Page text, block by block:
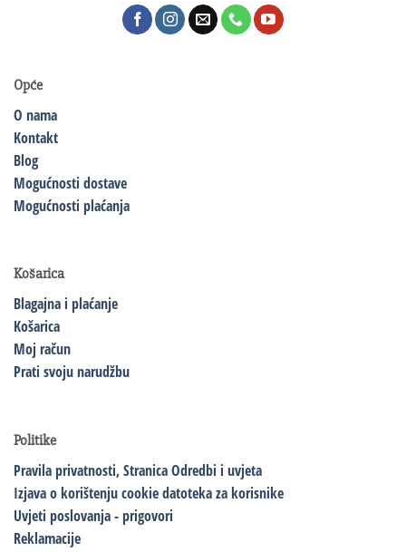
Opće
O nama
Kontakt
Blog
Mogućnosti dostave
Mogućnosti plaćanja
Košarica
Blagajna i plaćanje
Košarica
Moj račun
Prati svoju narudžbu
Politike
Pravila privatnosti,Stranica Odredbi i uvjeta
Izjava o korištenju cookie datoteka za korisnike
Uvjeti poslovanja - prigovori
Reklamacije